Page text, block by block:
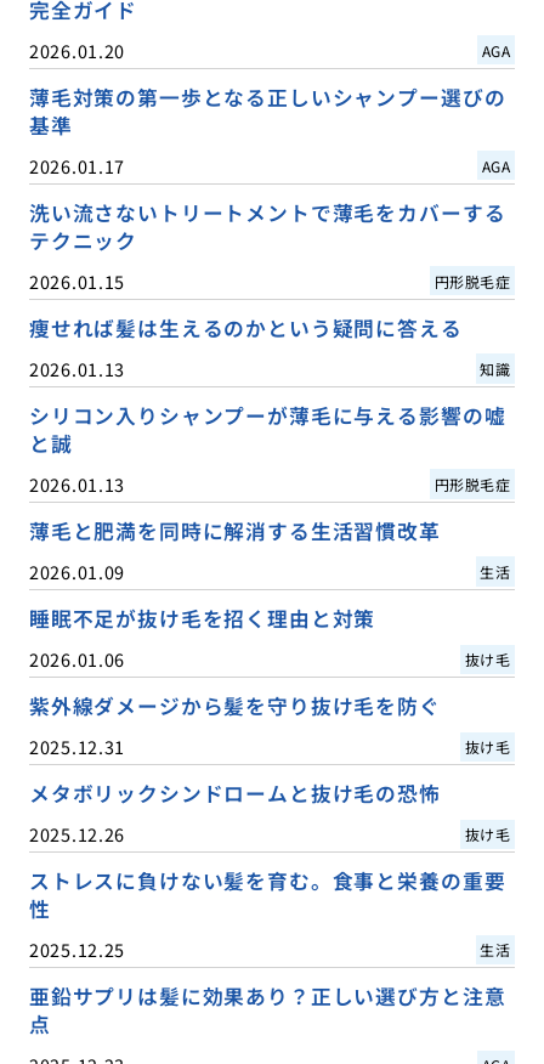
完全ガイド
2026.01.20 AGA
薄毛対策の第一歩となる正しいシャンプー選びの
基準
2026.01.17 AGA
洗い流さないトリートメントで薄毛をカバーする
テクニック
2026.01.15 円形脱毛症
痩せれば髪は生えるのかという疑問に答える
2026.01.13 知識
シリコン入りシャンプーが薄毛に与える影響の嘘
と誠
2026.01.13 円形脱毛症
薄毛と肥満を同時に解消する生活習慣改革
2026.01.09 生活
睡眠不足が抜け毛を招く理由と対策
2026.01.06 抜け毛
紫外線ダメージから髪を守り抜け毛を防ぐ
2025.12.31 抜け毛
メタボリックシンドロームと抜け毛の恐怖
2025.12.26 抜け毛
ストレスに負けない髪を育む。食事と栄養の重要
性
2025.12.25 生活
亜鉛サプリは髪に効果あり？正しい選び方と注意
点